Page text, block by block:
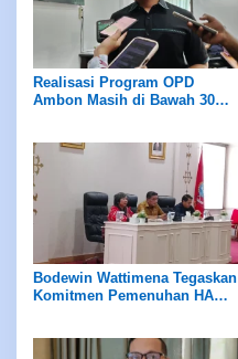
Realisasi Program OPD
Ambon Masih di Bawah 30
Bodewin Wattimena Tegaskan
Komitmen Pemenuhan HAM,